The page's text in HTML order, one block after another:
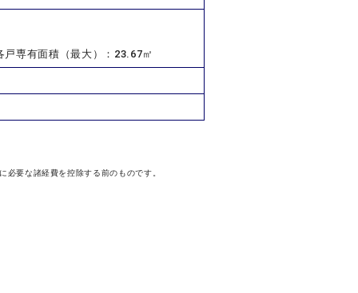
専有面積（最大）：23.67㎡
要な諸経費を控除する前のものです。